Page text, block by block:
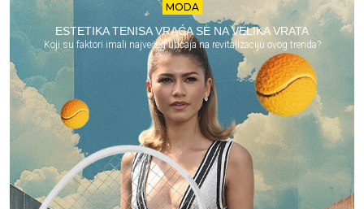
MODA
ESTETIKA TENISA VRAĆA SE NA VELIKA VRATA
Koji su faktori imali najvećeg uticaja na revitalizaciju ovog trenda?